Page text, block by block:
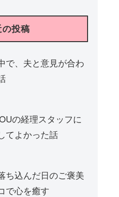
投稿
で、夫と意見が合わ
の経理スタッフに
てよかった話
ち込んだ日のご褒美
で心を癒す